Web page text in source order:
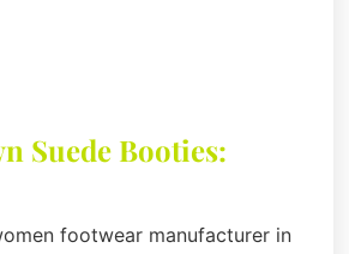
Suede Booties:
footwear manufacturer in